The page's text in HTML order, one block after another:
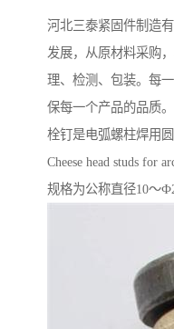
河北三泰紧固件制造
发展，从原材料采购
理、检测、包装。每
保每一个产品的品质。
栓钉是电弧螺柱焊用
Cheese head studs for
规格为公称直径10～